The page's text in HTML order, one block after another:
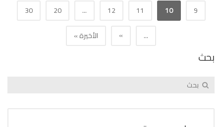
9
10
11
12
...
20
30
...
» الأخيرة »
بحث